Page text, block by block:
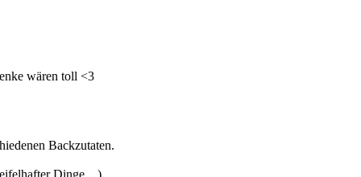
wären toll <3
Backzutaten.
Dinge…).